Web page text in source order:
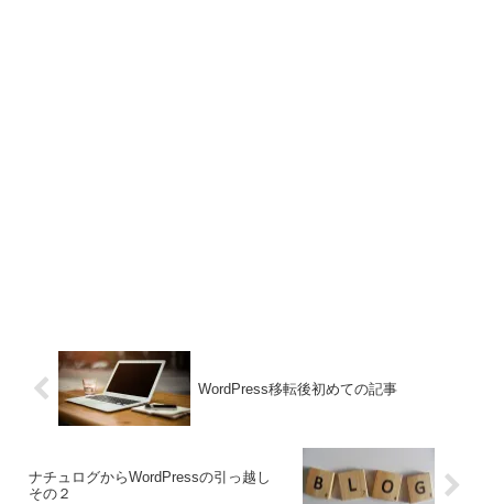
WordPress移転後初めての記事
ナチュログからWordPressの引っ越し
その２